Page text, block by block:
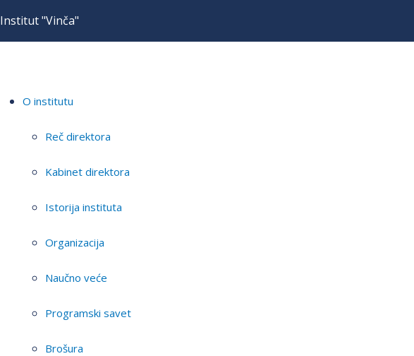
Institut "Vinča"
O institutu
Reč direktora
Kabinet direktora
Istorija instituta
Organizacija
Naučno veće
Programski savet
Brošura